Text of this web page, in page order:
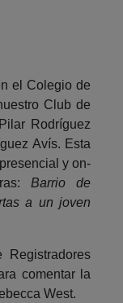
el Colegio de
Club de
Rodríguez
Avís. Esta
y on-
Barrio de
a un joven
comentar la
West.